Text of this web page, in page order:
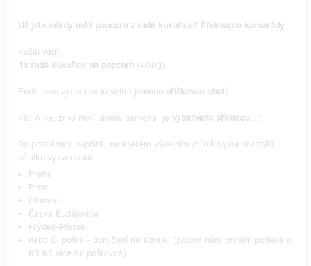
Už jste někdy měli popcorn z rudé kukuřice? Překvapte kamarády.
Pošlu vám:
1x rudá kukuřice na popcorn (400g)
Rudé zrno vyniká svou velmi jemnou oříškovou chutí.
PS: A ne, zrno není uměle barvené, je vybarveno přírodou. :)
Do poznámky napiště, na kterém výdejním místě byste si chtěli
zásilku vyzvednout:
Praha
Brno
Olomouc
České Budějovice
Frýdek-Místek
nebo Č. pošta - doručení na adresu (potom nám prosím pošlete o
85 Kč více na poštovné)